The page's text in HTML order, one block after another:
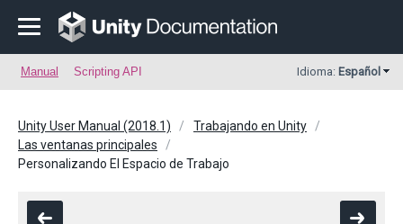
Manual Scripting API Idioma: Español
Unity User Manual (2018.1)
Trabajando en Unity
Las ventanas principales
Personalizando El Espacio de Trabajo